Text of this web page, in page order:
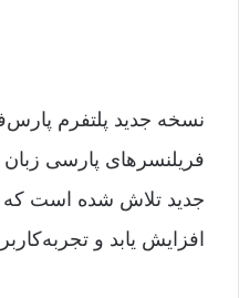
نسخه جدید پلتفرم
فریلنسرهای پارسی
افزایش یابد و